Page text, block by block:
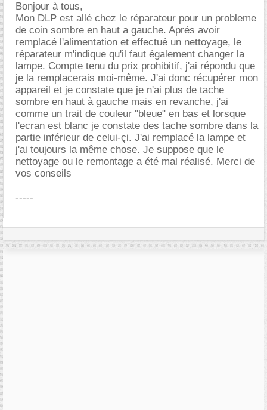
Bonjour à tous,
Mon DLP est allé chez le réparateur pour un probleme
de coin sombre en haut a gauche. Aprés avoir
remplacé l'alimentation et effectué un nettoyage, le
réparateur m'indique qu'il faut également changer la
lampe. Compte tenu du prix prohibitif, j'ai répondu que
je la remplacerais moi-même. J'ai donc récupérer mon
appareil et je constate que je n'ai plus de tache
sombre en haut à gauche mais en revanche, j'ai
comme un trait de couleur "bleue" en bas et lorsque
l'ecran est blanc je constate des tache sombre dans la
partie inférieur de celui-çi. J'ai remplacé la lampe et
j'ai toujours la même chose. Je suppose que le
nettoyage ou le remontage a été mal réalisé. Merci de
vos conseils
-----